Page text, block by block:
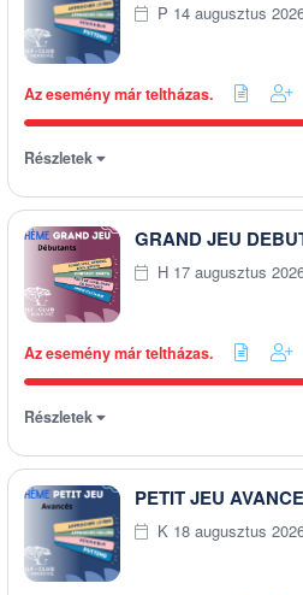
P 14 augusztus
Az esemény már teltházas.
Részletek
GRAND JEU
H 17 augusztus
Az esemény már teltházas.
Részletek
PETIT JEU
K 18 augusztus